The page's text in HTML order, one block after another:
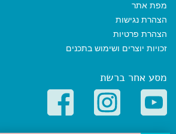
מפת אתר
הצהרת נגישות
הצהרת פרטיות
זכויות יוצרים ושימוש בתכנים
מסע אחר ברשת